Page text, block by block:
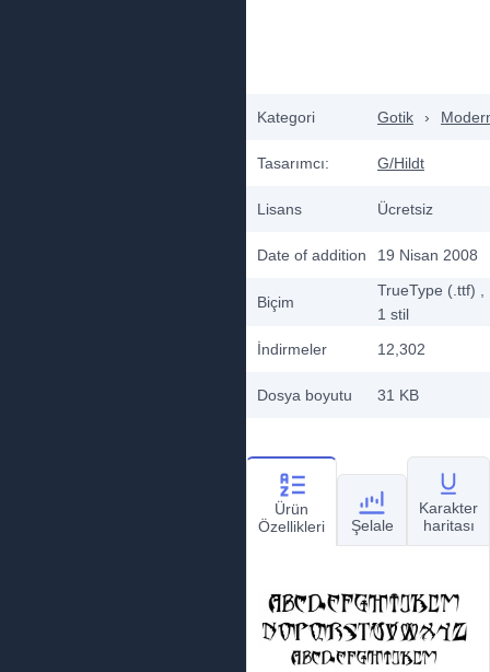
Kategori Gotik ›
Tasarımcı: G/Hildt
Lisans Ücretsiz
Date of addition 19 Nisan 2008
Biçim
TrueType (.ttf)
1 stil
İndirmeler
12,302
Dosya boyutu 31 KB
Ürün
Özellikleri
Şelale
Karakter
haritası